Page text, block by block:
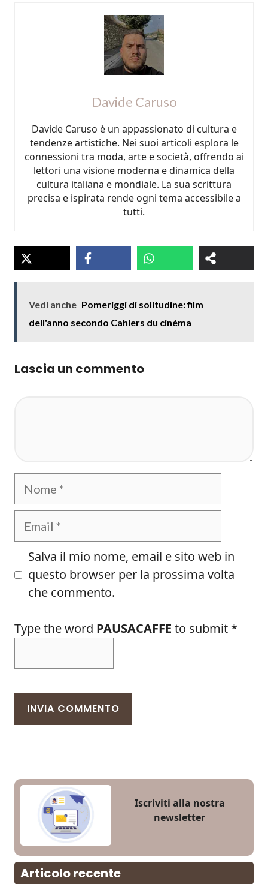
Davide Caruso
Davide Caruso è un appassionato di cultura e
tendenze artistiche. Nei suoi articoli esplora le
connessioni tra moda, arte e società, offrendo ai
lettori una visione moderna e dinamica della
cultura italiana e mondiale. La sua scrittura
precisa e ispirata rende ogni tema accessibile a
tutti.
Vedi anche Pomeriggi di solitudine: film
dell'anno secondo Cahiers du cinéma
Lascia un commento
Nome
Email
Salva il mio nome, email e sito web in
questo browser per la prossima volta
che commento.
Type the word PAUSACAFFE to submit *
Iscriviti alla nostra
newsletter
Articolo recente